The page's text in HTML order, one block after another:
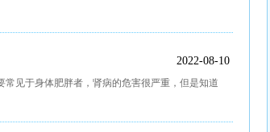
2022-08-10
见于身体肥胖者，肾病的危害很严重，但是知道